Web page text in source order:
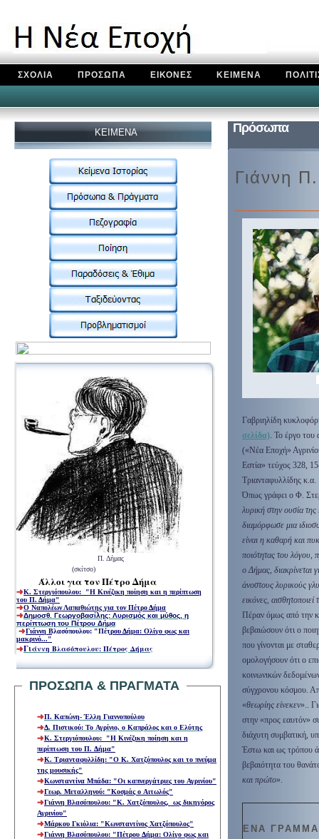
ΣΧΟΛΙΑ ΠΡΟΣΩΠΑ ΕΙΚΟΝΕΣ ΚΕΙΜΕΝΑ
Πρόσωπα
Γιάννη
Γαβριηλίδη
σελίδα). Το έργο του
(«Νέα Εποχή»
Εστία» τεύχος 328,
Τριανταφυλλίδης
Όπως γράφει ο Φ.
λυρική στην ουσία της
διαμόρφωσε μια
είναι η καθαρή και
ποιότητας του λόγου,
ο Δήμας, διακρίνεται
άνοστους λυρικούς
εικόνες,
Πέραν όμως από την
βεβαιώσουν ότι ο
που γίνονται με
ομολογήσουν ότι ο
κοινωνικών
σύγχρονου κόσμου.
«θεωρίης είνεκεν»..
στην «προς εαυτόν»
διάχυτη συμβατική,
Έστω και ως τρόπου
βεβαιότητα του
και πρώτο».
ΕΝΑ
KEIMENA
Π. Δήμας
(σκίτσο)
Άλλοι για τον Πέτρο Δήμα
Κ. Στεργιόπουλου:
"Η Κινέζικη ποίηση και η περίπτωση
του Π. Δήμα"
Ο Ναπολέων Λαπαθιώτης για τον Πέτρο Δήμα
Δημοσθ. Γεωργοβασίλης: Λυρισμός και μύθος, η
περίπτωση του Πέτρου Δήμα
Γιάννη Βλασόπουλου: "Πέτρου Δήμα: Ολίγο φως και
μακρινό..."
Γιάννη Βλασόπουλου: Πέτρος Δήμας
ΠΡΟΣΩΠΑ & ΠΡΑΓΜΑΤΑ
Π. Καπώνη- Έλλη Γιαννοπούλου
Δ. Πιστικού: Το Αγρίνιο, ο Καπράλος και ο Ελύτης
Κ. Στεργιόπουλου:
"Η Κινέζικη ποίηση και η
περίπτωση του Π. Δήμα"
Κ. Τριανταφυλλίδη: "Ο Κ. Χατζόπουλος και το πνεύμα
της μουσικής"
Κωνσταντίνα Μπάδα: "Οι καπνεργάτριες του Αγρινίου"
Γεωρ. Μεταλληνού: "Κοσμάς ο Αιτωλός"
Γιάννη Βλασόπουλου: "Κ. Χατζόπουλος, ως δικηγόρος
Αγρινίου"
Μάρκου Γκιόλια: "Κωνσταντίνος Χατζόπουλος"
Γιάννη Βλασόπουλου: "Πέτρου Δήμα: Ολίγο φως και